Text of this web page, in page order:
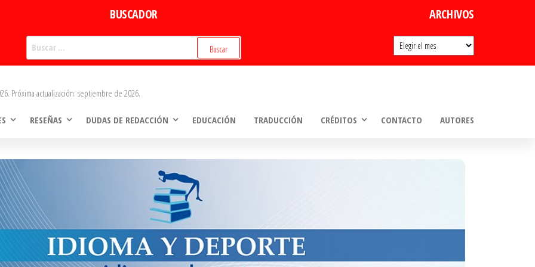
BUSCADOR ARCHIVOS
Archivos
Próxima actualización: septiembre de 2026.
RESEÑAS DUDAS DE REDACCIÓN EDUCACIÓN TRADUCCIÓN CRÉDITOS CONTACTO AUTORES